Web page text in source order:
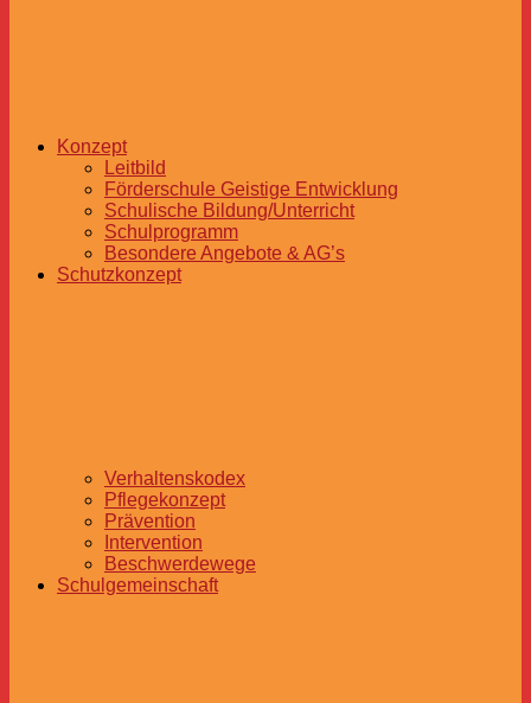
Konzept
Leitbild
Förderschule Geistige Entwicklung
Schulische Bildung/Unterricht
Schulprogramm
Besondere Angebote & AG’s
Schutzkonzept
Verhaltenskodex
Pflegekonzept
Prävention
Intervention
Beschwerdewege
Schulgemeinschaft